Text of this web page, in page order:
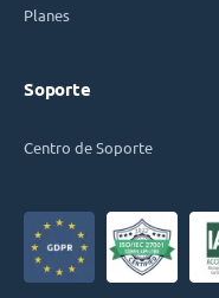
Planes
Soporte
Centro de Soporte